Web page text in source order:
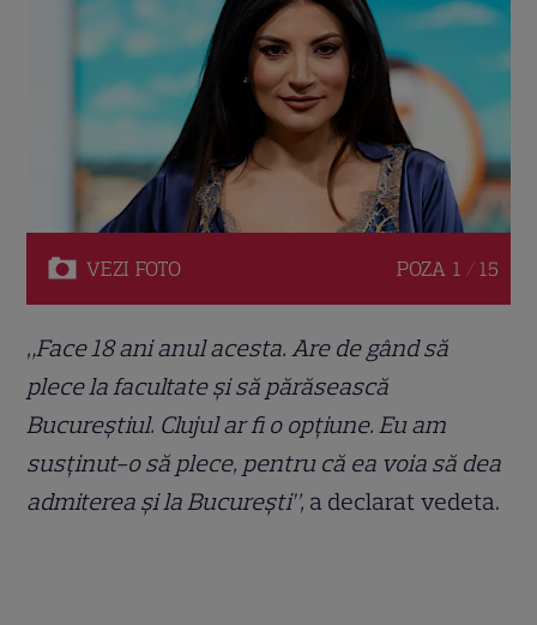
VEZI FOTO POZA 1 / 15
„Face 18 ani anul acesta. Are de gând să
plece la facultate și să părăsească
Bucureștiul. Clujul ar fi o opțiune. Eu am
susținut-o să plece, pentru că ea voia să dea
admiterea și la București”, a declarat vedeta.